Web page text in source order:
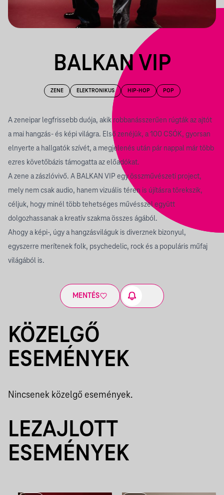
BALKAN VIP
ZENE ELEKTRONIKUS HIP-HOP POP
A zeneipar legfrissebb duója, akik robbanásszerűen rúgták az ajtót
a mai hangzás- és képi világra. Első zenéjük, a 100 CSÓK, gyorsan
elnyerte a hallgatók szívét, a megjelenés után pár nappal már több
ezres követőbázis támogatta az előadókat.
A zene a zászlóvivő. A BALKAN VIP egy összművészeti project,
mely nem csak audio, hanem vizuális téren is újításra törekszik,
céljuk, hogy minél több tehetséges művésszel együtt
dolgozhassanak a kreatív szakma összes ágából.
Ahogy a képi-, úgy a hangzásviláguk is diverznek bizonyul,
egyszerre merítenek folk, psychedelic, rock és a populáris műfaj
világából is.
MENTÉS
KÖZELGŐ
ESEMÉNYEK
Nincsenek közelgő események.
LEZAJLOTT
ESEMÉNYEK